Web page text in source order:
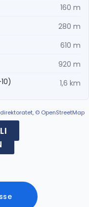
160 m
280 m
610 m
920 m
1,6 km
© OpenStreetMap